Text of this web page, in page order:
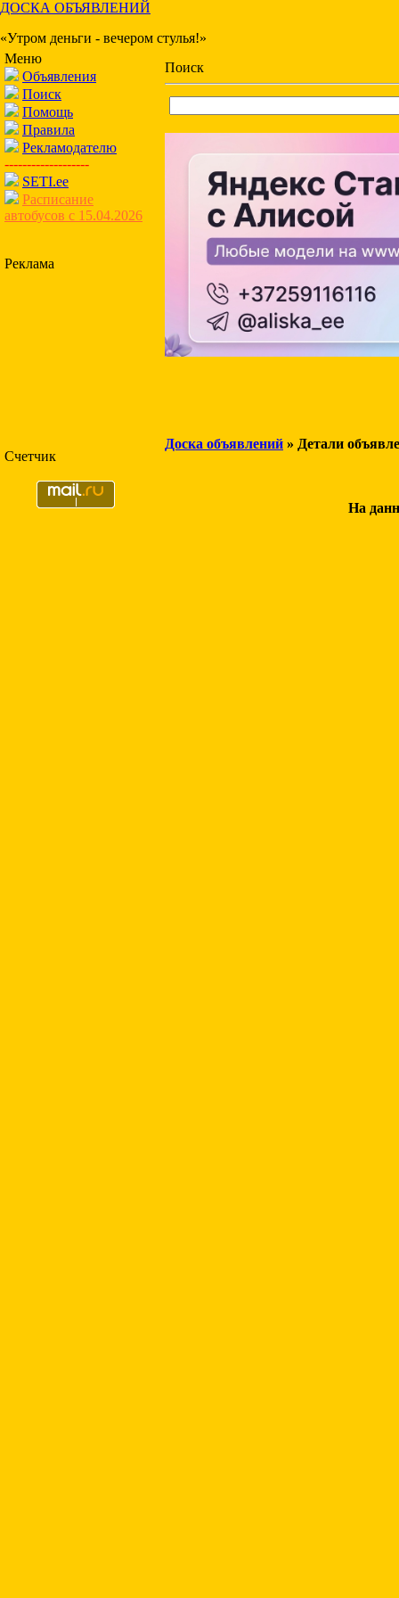
ДОСКА ОБЪЯВЛЕНИЙ
«Утром деньги - вечером стулья!»
Меню
Объявления
Поиск
Помощь
Правила
Рекламодателю
-------------------
SETI.ee
Расписание
автобусов с 15.04.2026
Реклама
Счетчик
Поиск
Доска объявлений » Детали
На